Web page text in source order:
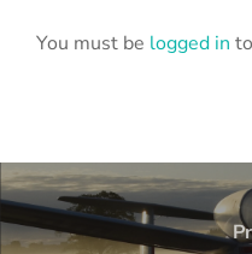
You must be logged in